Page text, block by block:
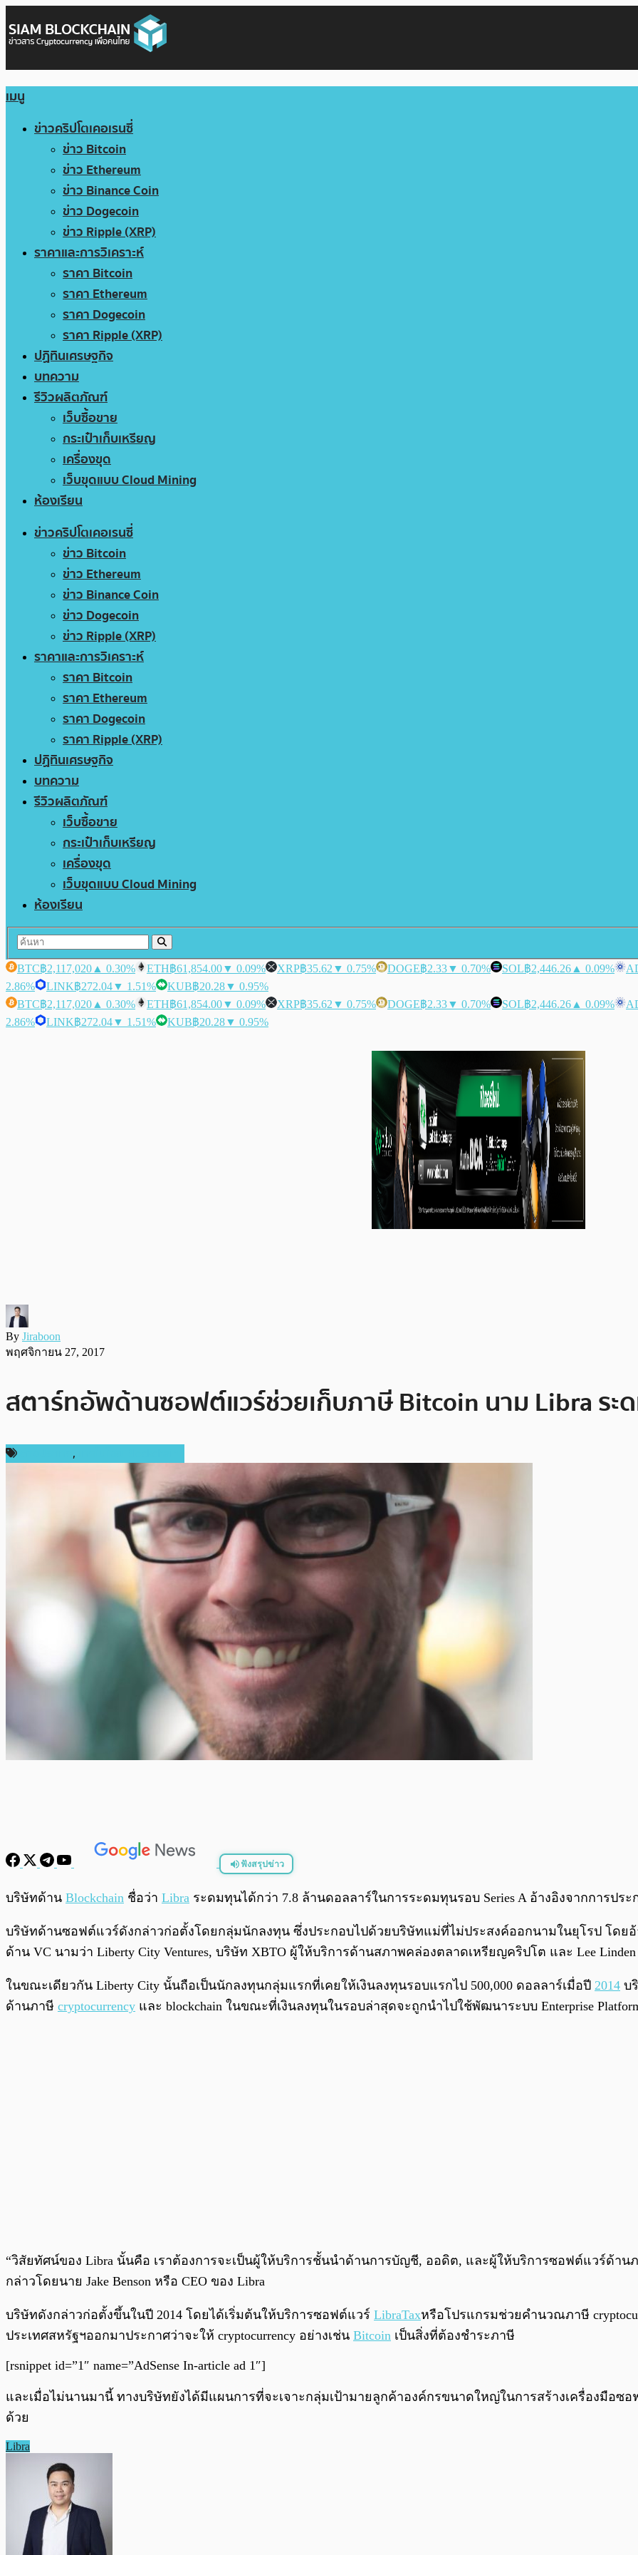
เมนู
ข่าวคริปโตเคอเรนซี่
ข่าว Bitcoin
ข่าว Ethereum
ข่าว Binance Coin
ข่าว Dogecoin
ข่าว Ripple (XRP)
ราคาและการวิเคราะห์
ราคา Bitcoin
ราคา Ethereum
ราคา Dogecoin
ราคา Ripple (XRP)
ปฏิทินเศรษฐกิจ
บทความ
รีวิวผลิตภัณฑ์
เว็บซื้อขาย
กระเป๋าเก็บเหรียญ
เครื่องขุด
เว็บขุดแบบ Cloud Mining
ห้องเรียน
ข่าวคริปโตเคอเรนซี่
ข่าว Bitcoin
ข่าว Ethereum
ข่าว Binance Coin
ข่าว Dogecoin
ข่าว Ripple (XRP)
ราคาและการวิเคราะห์
ราคา Bitcoin
ราคา Ethereum
ราคา Dogecoin
ราคา Ripple (XRP)
ปฏิทินเศรษฐกิจ
บทความ
รีวิวผลิตภัณฑ์
เว็บซื้อขาย
กระเป๋าเก็บเหรียญ
เครื่องขุด
เว็บขุดแบบ Cloud Mining
ห้องเรียน
BTC฿2,117,020 ▲ 0.30% ETH฿61,854.00▼ 0.09% XRP฿35.62 ▼ 0.75% DOGE฿2.33▼ 0.70% SOL฿2,446.26 ▲ 0.09%
2.86%
LINK฿272.04▼ 1.51% KUB฿20.28▼ 0.95%
BTC฿2,117,020 ▲ 0.30% ETH฿61,854.00▼ 0.09% XRP฿35.62 ▼ 0.75% DOGE฿2.33▼ 0.70% SOL฿2,446.26 ▲ 0.09%
2.86%
LINK฿272.04▼ 1.51% KUB฿20.28▼ 0.95%
By Jiraboon
พฤศจิกายน 27, 2017
สตาร์ทอัพด้านซอฟต์แวร์ช่วยเก็บภาษี Bitcoin นาม Libra ระ
,
ฟังสรุปข่าว
พร้อมเล่น
บริษัทด้าน Blockchain ชื่อว่า Libra ระดมทุนได้กว่า 7.8 ล้านดอลลาร์ในการระดมทุนรอบ Series A อ้างอิงจากการปร
บริษัทด้านซอฟต์แวร์ดังกล่าวก่อตั้งโดยกลุ่มนักลงทุน ซึ่งประกอบไปด้วยบริษัทแม่ที่ไม่ประสงค์ออกนามในยุโรป โดย
ด้าน VC นามว่า Liberty City Ventures, บริษัท XBTO ผู้ให้บริการด้านสภาพคล่องตลาดเหรียญคริปโต และ Lee
ในขณะเดียวกัน Liberty City นั้นถือเป็นนักลงทุนกลุ่มแรกที่เคยให้เงินลงทุนรอบแรกไป 500,000 ดอลลาร์เมื่อปี 2014 บ
ด้านภาษี cryptocurrency และ blockchain ในขณะที่เงินลงทุนในรอบล่าสุดจะถูกนำไปใช้พัฒนาระบบ Enterprise
“วิสัยทัศน์ของ Libra นั้นคือ เราต้องการจะเป็นผู้ให้บริการชั้นนำด้านการบัญชี, ออดิต, และผู้ให้บริการซอฟต์แวร์ด้านภ
กล่าวโดยนาย Jake Benson หรือ CEO ของ Libra
บริษัทดังกล่าวก่อตั้งขึ้นในปี 2014 โดยได้เริ่มต้นให้บริการซอฟต์แวร์ LibraTaxหรือโปรแกรมช่วยคำนวณภาษี
ประเทศสหรัฐฯออกมาประกาศว่าจะให้ cryptocurrency อย่างเช่น Bitcoin เป็นสิ่งที่ต้องชำระภาษี
[rsnippet id=”1″ name=”AdSense In-article ad 1″]
และเมื่อไม่นานมานี้ ทางบริษัทยังได้มีแผนการที่จะเจาะกลุ่มเป้ามายลูกค้าองค์กรขนาดใหญ่ในการสร้างเครื่องมือซ
ด้วย
Libra